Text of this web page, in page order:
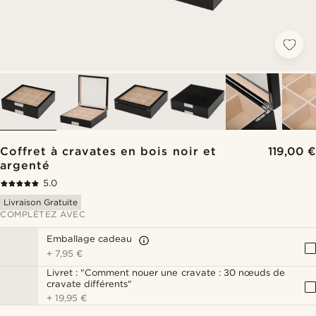
Coffret à cravates en bois noir et
argenté
119,00 €
5.0
Livraison Gratuite
COMPLÉTEZ AVEC
Emballage cadeau
+ 7,95 €
Livret : "Comment nouer une cravate : 30 nœuds de
cravate différents"
+19,95 €